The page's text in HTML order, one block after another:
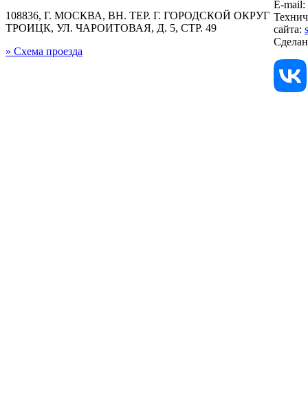
108836, Г. МОСКВА, ВН. ТЕР. Г. ГОРОДСКОЙ ОКРУГ
ТРОИЦК, УЛ. ЧАРОИТОВАЯ, Д. 5, СТР. 49
» Схема проезда
E-mail:
сайта: